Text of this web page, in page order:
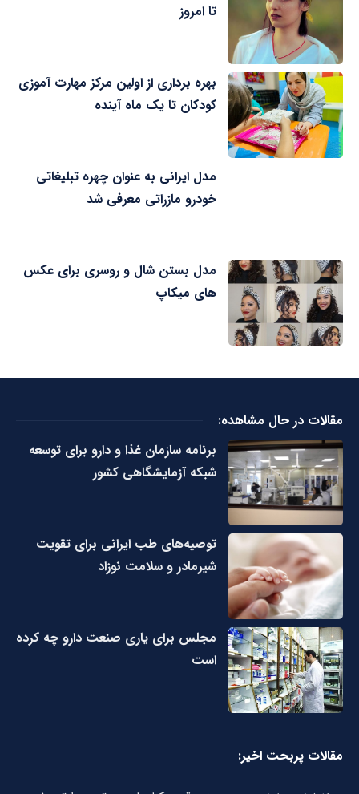
تا امروز
بهره برداری از اولین مرکز مهارت آموزی
کودکان تا یک ماه آینده
مدل ایرانی به عنوان چهره تبلیغاتی
خودرو مازراتی معرفی شد
مدل بستن شال و روسری برای عکس
های میکاپ
مقالات در حال مشاهده:
برنامه سازمان غذا و دارو برای توسعه
شبکه آزمایشگاهی کشور
توصیه‌های طب ایرانی برای تقویت
شیرمادر و سلامت نوزاد
مجلس برای یاری صنعت دارو چه کرده
است
مقالات پربحت اخیر: